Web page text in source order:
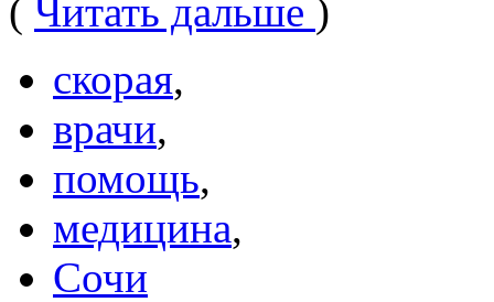
( Читать дальше )
скорая,
врачи,
помощь,
медицина,
Сочи